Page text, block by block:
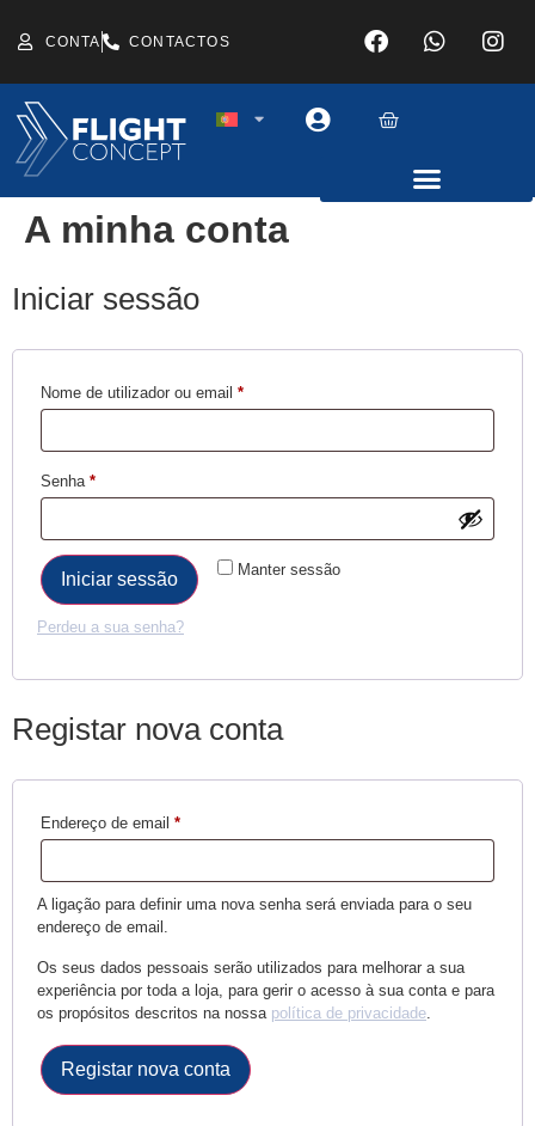
CONTA CONTACTOS
A minha conta
Iniciar sessão
Nome de utilizador ou email *
Senha *
Manter sessão
Iniciar sessão
Perdeu a sua senha?
Registar nova conta
Endereço de email *
A ligação para definir uma nova senha será enviada para o seu
endereço de email.
Os seus dados pessoais serão utilizados para melhorar a sua
experiência por toda a loja, para gerir o acesso à sua conta e para
os propósitos descritos na nossa política de privacidade
Registar nova conta